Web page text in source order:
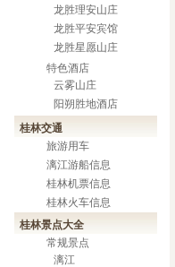
龙胜理安山庄
龙胜平安宾馆
龙胜星愿山庄
特色酒店
云雾山庄
阳朔胜地酒店
桂林交通
旅游用车
漓江游船信息
桂林机票信息
桂林火车信息
桂林景点大全
常规景点
漓江